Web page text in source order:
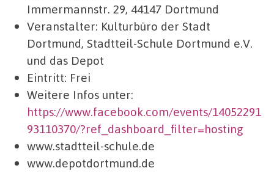
Immermannstr. 29, 44147 Dortmund
Veranstalter: Kulturbüro der Stadt
Dortmund, Stadtteil-Schule Dortmund e.V.
und das Depot
Eintritt: Frei
Weitere Infos unter:
https://www.facebook.com/events/14052291
93110370/?ref_dashboard_filter=hosting
www.stadtteil-schule.de
www.depotdortmund.de